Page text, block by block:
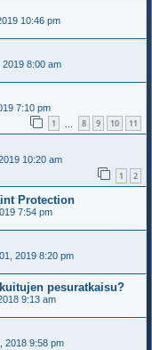
10:46 pm
2019 8:00 am
7:10 pm
1 8 9 10 11
10:20 am
1 2
Protection
7:54 pm
2019 8:20 pm
pesuratkaisu?
9:13 am
2018 9:58 pm